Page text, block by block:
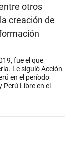
otros
creación de